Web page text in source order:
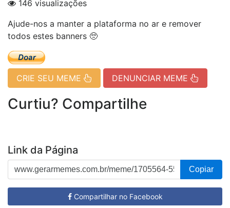
146 visualizações
Ajude-nos a manter a plataforma no ar e remover
todos estes banners 🥺
CRIE SEU MEME DENUNCIAR MEME
Curtiu? Compartilhe
Link da Página
Copiar
Compartilhar no Facebook